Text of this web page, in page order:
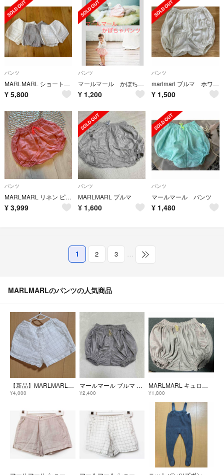
パンツ
MARLMARL ショートパンツ3枚/slacks beige
¥ 5,800
パンツ
マールマール かぼちゃパンツ ピンク
¥ 1,200
パンツ
marlmarl ブルマ ホワイト
¥ 1,500
パンツ
MARLMARL リネン ピンク ボトムス 0-3歳
¥ 3,999
パンツ
MARLMARL ブルマ
¥ 1,600
パンツ
マールマール パンツ
¥ 1,480
1 2 3 …
MARLMARLのパンツの人気商品
【新品】MARLMARL チェック柄 ショートパンツ
¥4,000
マールマール ブルマ アイリスグレー
¥2,400
MARLMARL キュロット
¥1,800